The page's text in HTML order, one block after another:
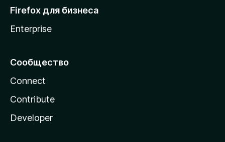
Firefox для бизнеса
Enterprise
Сообщество
Connect
Contribute
Developer